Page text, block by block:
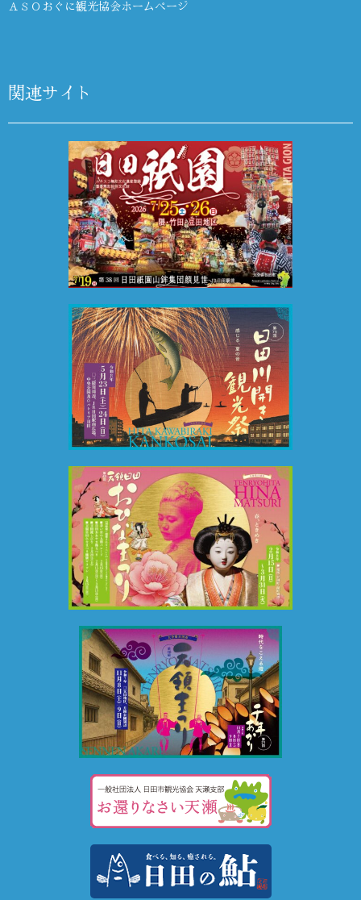
ＡＳＯおぐに観光協会ホームページ
関連サイト